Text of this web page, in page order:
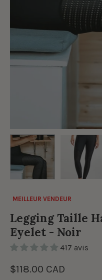
MEILLEUR VENDEUR
Legging Taille
Eyelet - Noir
417 avis
$118.00 CAD